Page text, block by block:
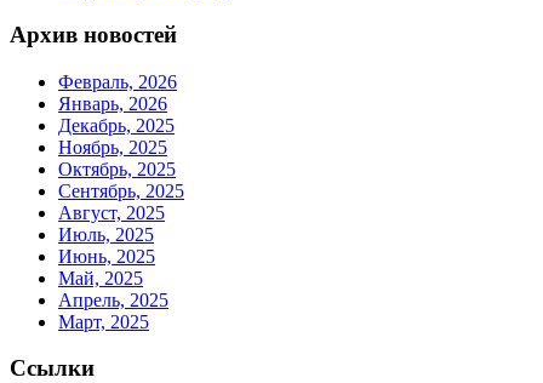
Архив новостей
Февраль, 2026
Январь, 2026
Декабрь, 2025
Ноябрь, 2025
Октябрь, 2025
Сентябрь, 2025
Август, 2025
Июль, 2025
Июнь, 2025
Май, 2025
Апрель, 2025
Март, 2025
Ссылки